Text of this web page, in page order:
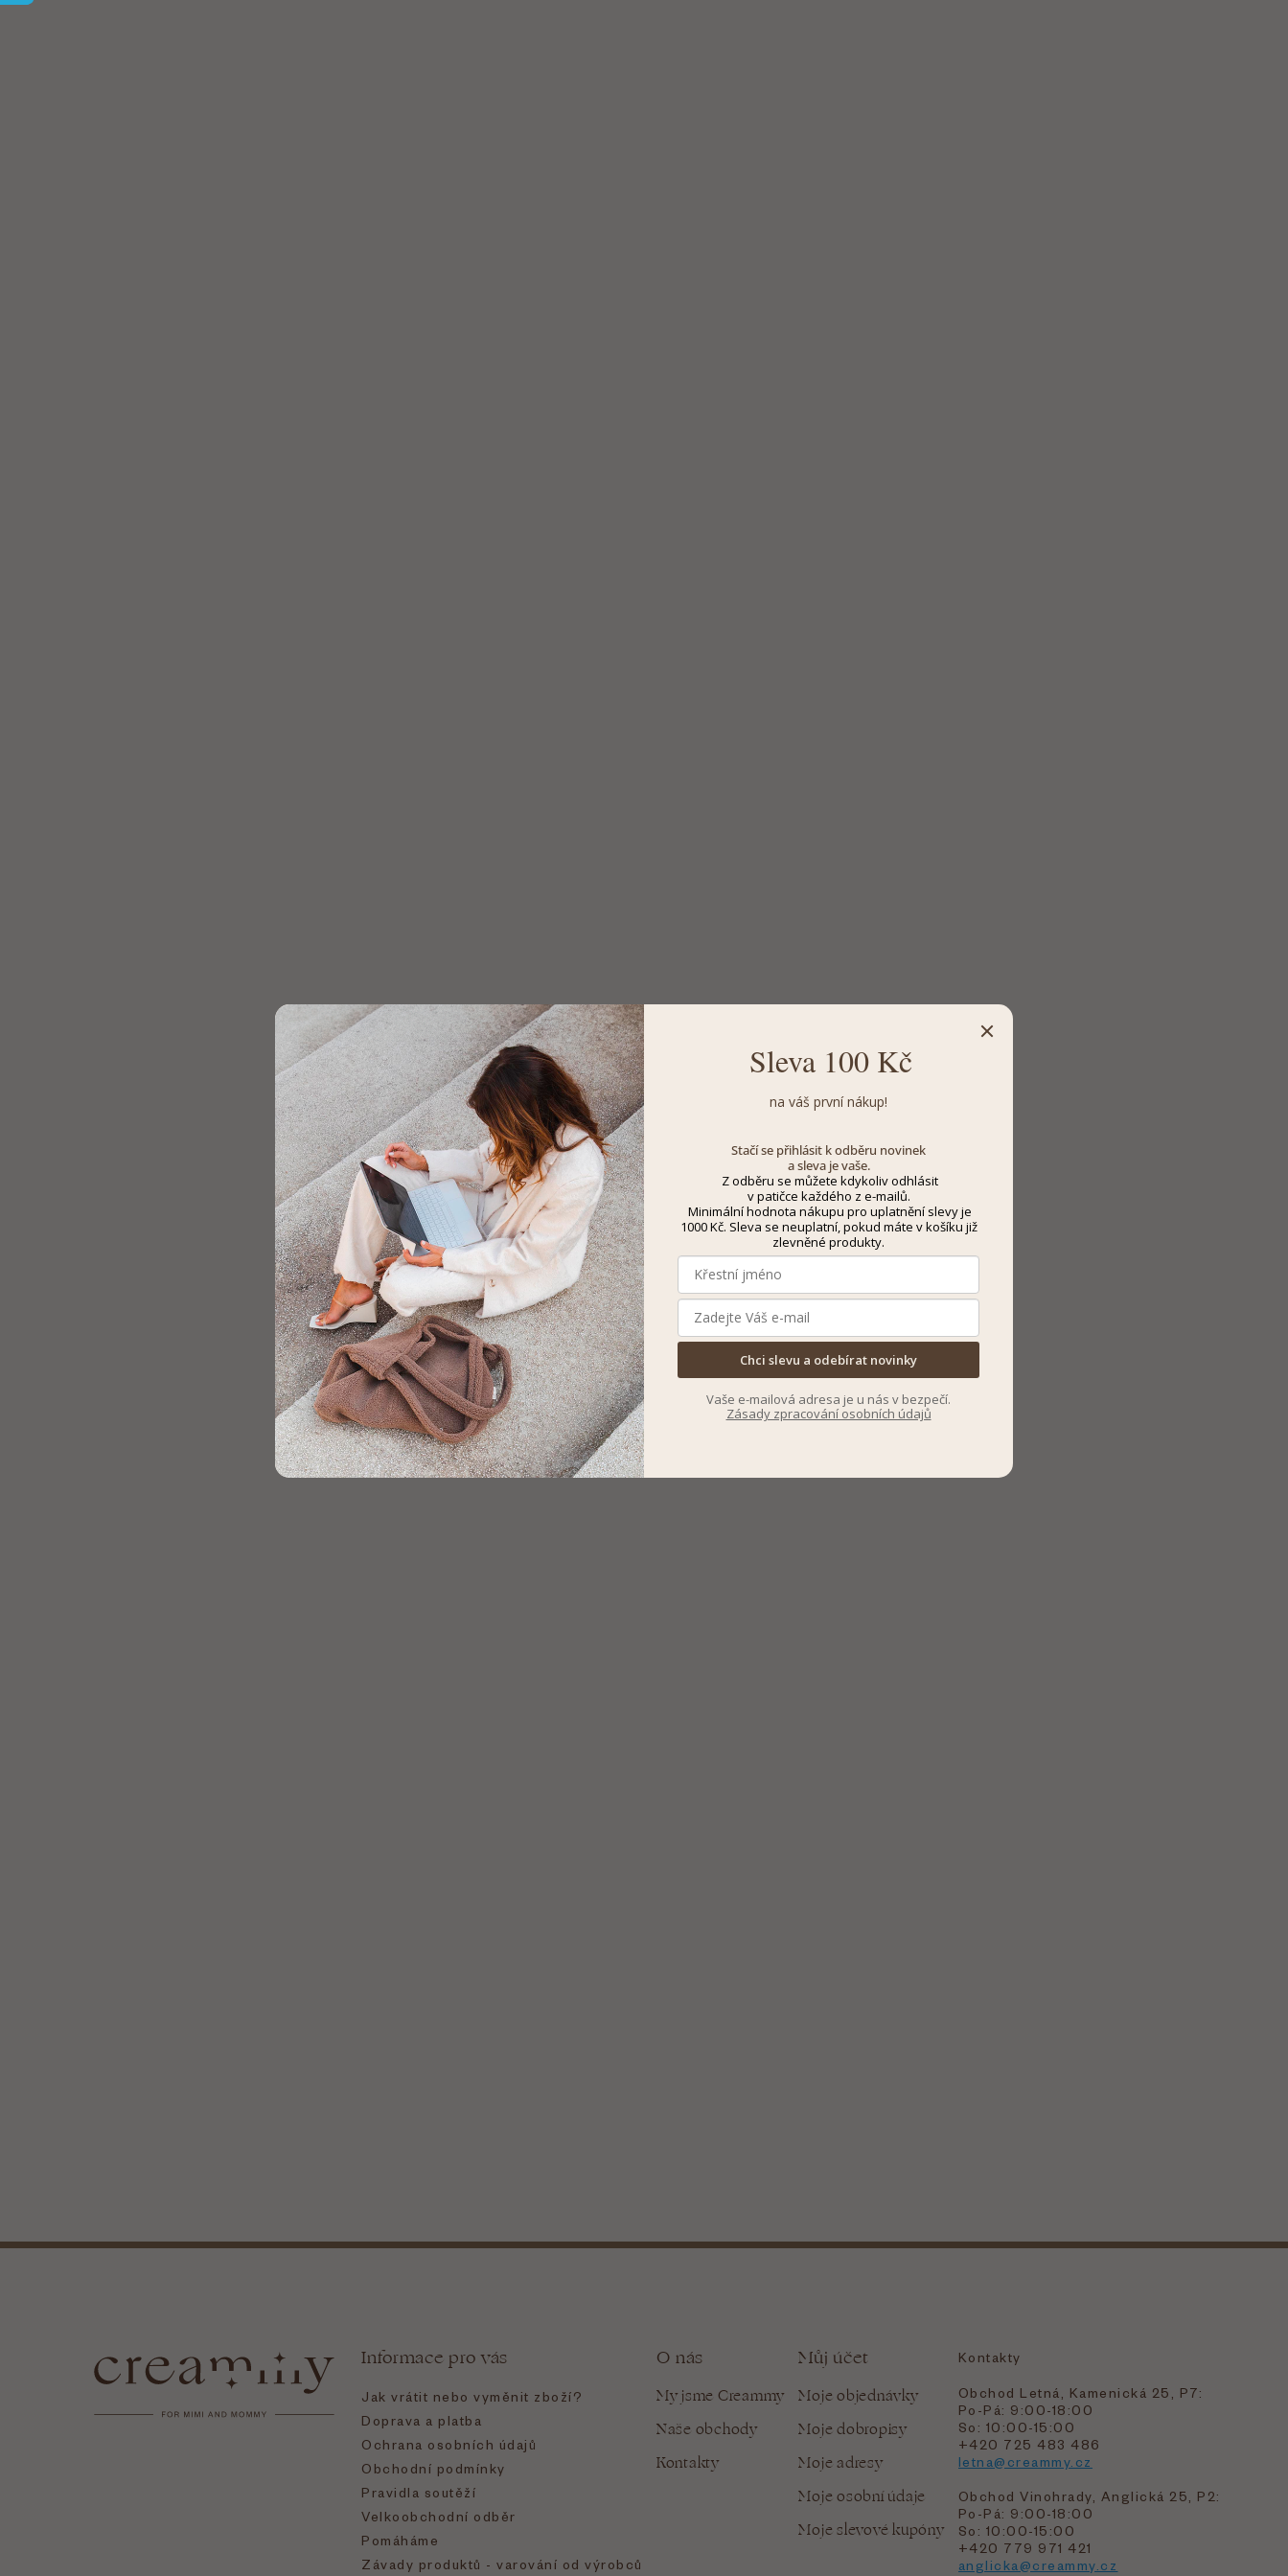
Informace pro vás
Jak vrátit nebo vyměnit zboží?
Doprava a platba
Ochrana osobních údajů
Obchodní podmínky
Pravidla soutěží
Velkoobchodní odběr
Pomáháme
Závady produktů - varování od výrobců
O nás
My jsme Creammy
Naše obchody
Kontakty
Můj účet
Moje objednávky
Moje dobropisy
Moje adresy
Moje osobní údaje
Moje slevové kupóny
Kontakty
Obchod Letná, Kamenická 25, P7:
Po-Pá: 9:00-18:00
So: 10:00-15:00
+420 725 483 486
letna@creammy.cz
Obchod Vinohrady, Anglická 25, P2:
Po-Pá: 9:00-18:00
So: 10:00-15:00
+420 779 971 421
anglicka@creammy.cz
Sleva 100 Kč
na váš první nákup!
Stačí se přihlásit k odběru novinek
a sleva je vaše.
Z odběru se můžete kdykoliv odhlásit
v patičce každého z e-mailů.
Minimální hodnota nákupu pro uplatnění slevy je
1000 Kč. Sleva se neuplatní, pokud máte v košíku již
zlevněné produkty.
Chci slevu a odebírat novinky
Vaše e-mailová adresa je u nás v bezpečí.
Zásady zpracování osobních údajů